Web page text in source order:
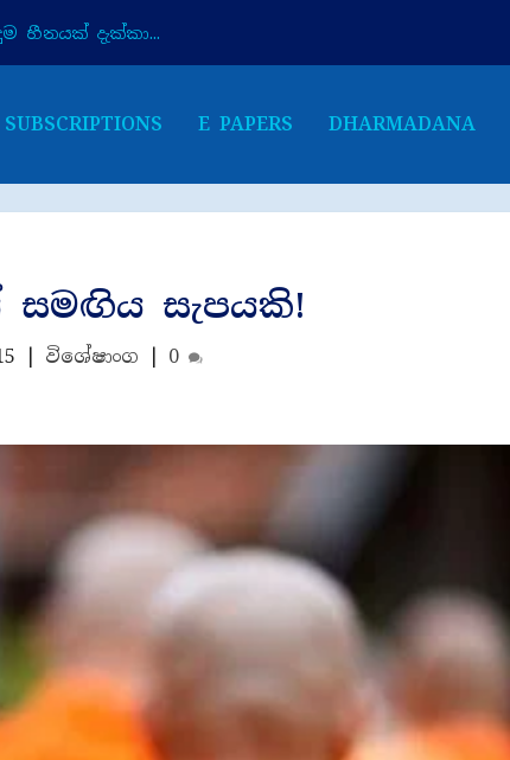
හීනයක් දැක්කා...
SUBSCRIPTIONS E PAPERS DHARMADANA
සමඟිය සැපයකි!
විශේෂාංග 0